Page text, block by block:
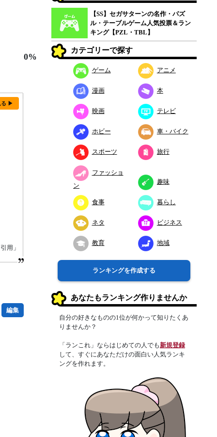
0%
る ▶
用」
編集
【SS】セガサターンの名作・パズ
ル・テーブルゲーム人気投票＆ラン
キング【PZL・TBL】
カテゴリーで探す
ゲーム アニメ
漫画 本
映画 テレビ
ホビー 車・バイク
スポーツ 旅行
ファッショ
ン
趣味
食事 暮らし
ネタ ビジネス
教育 地域
ランキングを作成する
あなたもランキング作りませんか
自分の好きなものの1位が何かって知りたくあ
りませんか？
「ランこれ」ならはじめての人でも新規登録
して、すぐにあなただけの面白い人気ランキ
ングを作れます。